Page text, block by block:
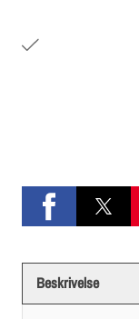
Beskrivelse